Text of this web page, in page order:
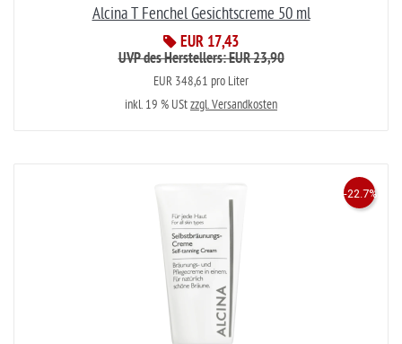
Alcina T Fenchel Gesichtscreme 50 ml
EUR 17,43
UVP des Herstellers: EUR 23,90
EUR 348,61 pro Liter
inkl. 19 % UStzzgl. Versandkosten
-22.7%